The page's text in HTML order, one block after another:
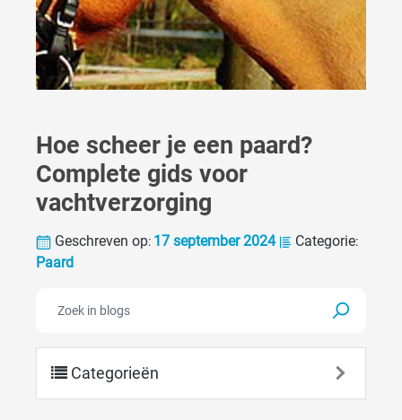
Hoe scheer je een paard?
Complete gids voor
vachtverzorging
Geschreven op: 17 september 2024 Categorie:
Paard
Categorieën